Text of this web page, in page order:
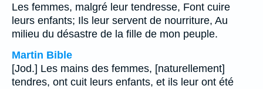
Les femmes, malgré leur tendresse, Font cuire
leurs enfants; Ils leur servent de nourriture, Au
milieu du désastre de la fille de mon peuple.
Martin Bible
[Jod.] Les mains des femmes, [naturellement]
tendres, ont cuit leurs enfants, et ils leur ont été